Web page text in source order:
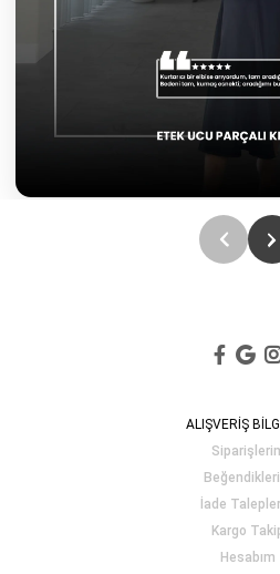
ALIŞVERİŞ
İade
Kargo
Hesabım